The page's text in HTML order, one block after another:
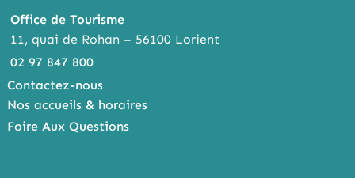
Office de Tourisme
11, quai de Rohan – 56100 Lorient
02 97 847 800
Contactez-nous
Nos accueils & horaires
Foire Aux Questions